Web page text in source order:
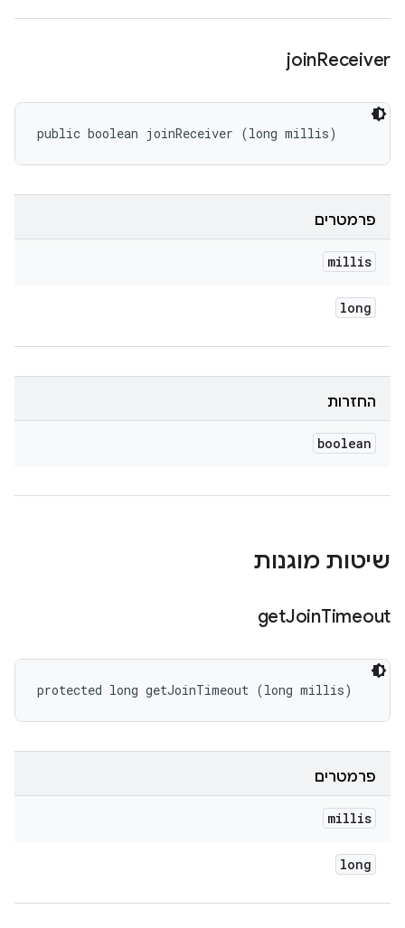
joinReceiver
public boolean joinReceiver (long millis)
פרמטרים
millis
long
החזרות
boolean
שיטות מוגנות
getJoinTimeout
protected long getJoinTimeout (long millis)
פרמטרים
millis
long